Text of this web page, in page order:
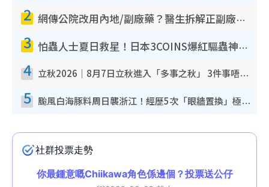
2 網傳公院改用內地/副廠藥？醫生拆解正副廠分別 揭4類人換藥隨時出事
3 怕蟲人士夏日救星！日本3COINS爆紅驅蟲神器$45起 1招「全程免觸碰」輕鬆搞定小強
4 立秋2026｜8月7日立秋進入「多事之秋」 3件事唔做得！專家教6招開運 清枱頭／銀包納氣接好運
5 颱風白海豚料周日襲浙江！經歷5次「眼牆置換」極罕見 成登陸內地最長途颱風